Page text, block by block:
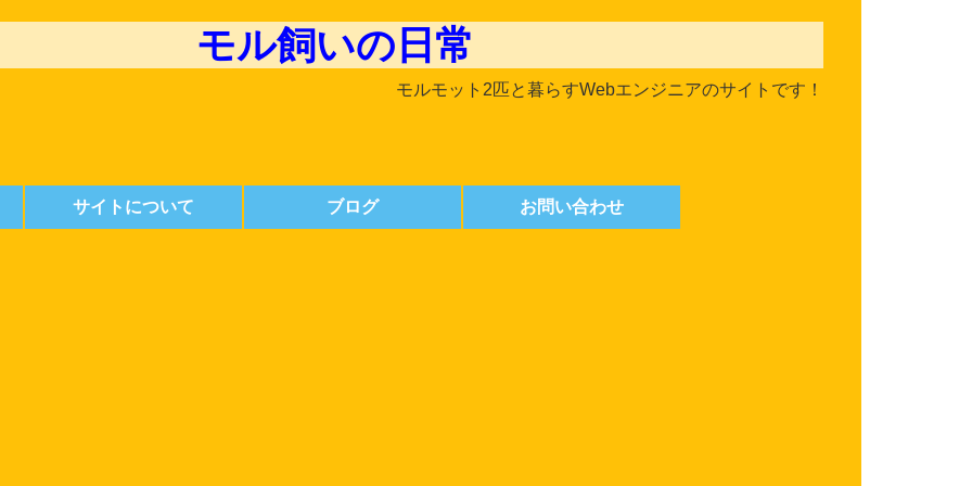
モル飼いの日常
モルモット2匹と暮らすWebエンジニアのサイトです！
サイトについて ブログ お問い合わせ